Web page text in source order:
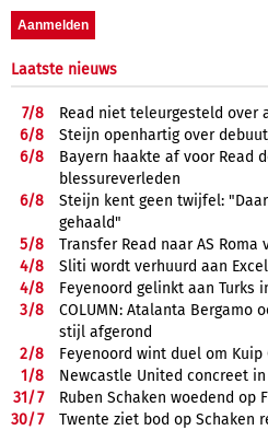
Laatste nieuws
7/8
Read niet teleurgesteld over
6/8
Steijn openhartig over
6/8
Bayern haakte af voor Read
blessureverleden
6/8
Steijn kent geen twijfel:
gehaald"
5/8
Transfer Read naar AS Roma
4/8
Sliti wordt verhuurd aan
4/8
Feyenoord gelinkt aan Turks
3/8
COLUMN: Atalanta Bergamo
stijl afgerond
2/8
Feyenoord wint duel om Kuip
1/8
Newcastle United concreet
31/7
Ruben Schaken woedend op
30/7
Twente ziet bod op Schaken